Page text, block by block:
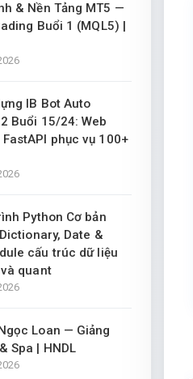
& Nền Tảng MT5 —
Buổi 1 (MQL5) |
IB Bot Auto
Buổi 15/24: Web
phục vụ 100+
Python Cơ bản
Date &
cấu trúc dữ liệu
quant
Loan — Giảng
Spa | HNDL